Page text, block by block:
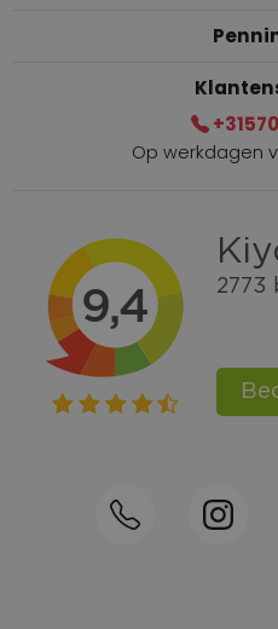
Gratis verzending vanaf
Bel
Spaarpunten
Shop the Look
Telefonisch bestellen ook
Op werkdagen